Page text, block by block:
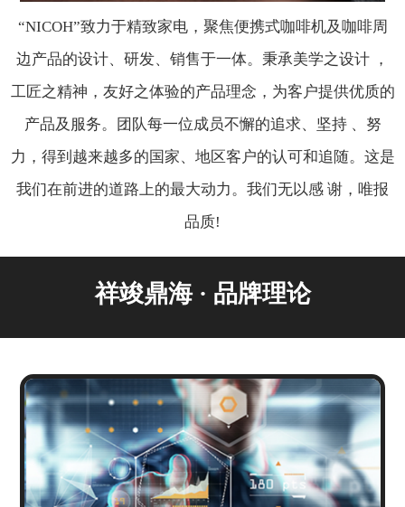
“NICOH”致力于精致家电，聚焦便携式咖啡机及咖啡周
边产品的设计、研发、销售于一体。秉承美学之设计 ，
工匠之精神，友好之体验的产品理念，为客户提供优质的
产品及服务。团队每一位成员不懈的追求、坚持 、努
力，得到越来越多的国家、地区客户的认可和追随。这是
我们在前进的道路上的最大动力。我们无以感 谢，唯报
品质!
祥竣鼎海 · 品牌理论